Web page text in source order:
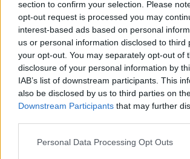
section to confirm your selection. Please
opt-out request is processed you may
interest-based ads based on personal
us or personal information disclosed to third
your opt-out. You may separately opt-out of
disclosure of your personal information by
IAB’s list of downstream participants. This
also be disclosed by us to third parties on
Downstream Participants that may further
Please note that this website/app uses one
Personal Data Processing Opt Outs
Sainz és a Ferrari nem tudta megcsinálni:
kerékcsere, de Ocon elhúzott a spanyol
célegyenesben, és megőrizte a pozícióját.
15:46
Ocon is jön a bokszba, de hibázik az Alpine,
másodpercig tart - Russell és Hamilton közé,
jön vissza. Itt az esély Sainz és a Ferrari előtt!